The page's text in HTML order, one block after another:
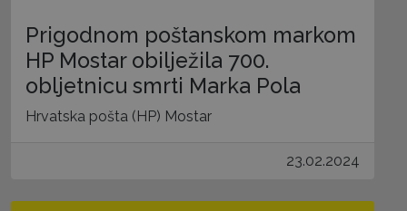
Prigodnom poštanskom markom
HP Mostar obilježila 700.
obljetnicu smrti Marka Pola
Hrvatska pošta (HP) Mostar
23.02.2024